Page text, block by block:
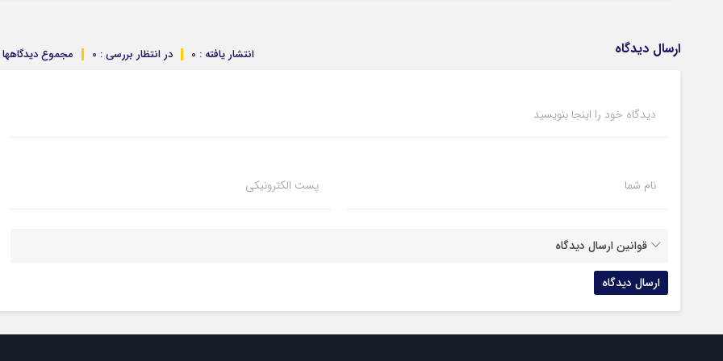
ارسال دیدگاه مجموع دیدگاهها در انتظار بررسی : 0 انتشار یافته : 0
دیدگاه خود را اینجا بنویسید
نام شما پست الکترونیکی
قوانین ارسال دیدگاه